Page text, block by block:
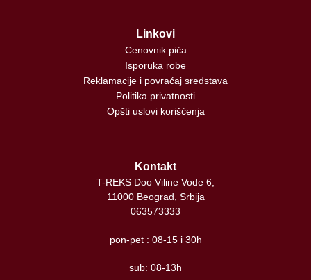
Linkovi
Cenovnik pića
Isporuka robe
Reklamacije i povraćaj sredstava
Politika privatnosti
Opšti uslovi korišćenja
Kontakt
T-REKS Doo Viline Vode 6,
11000 Beograd, Srbija
063573333
pon-pet : 08-15 i 30h
sub: 08-13h